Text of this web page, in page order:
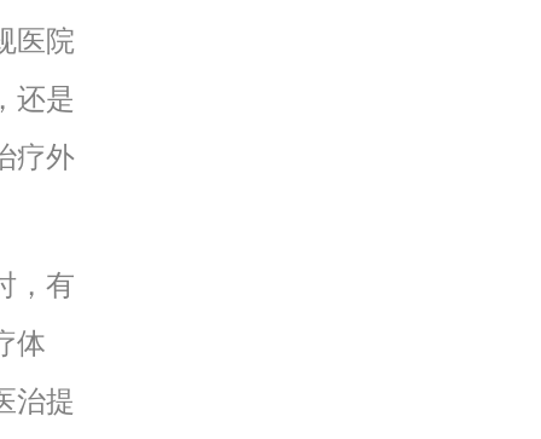
医院
还是
疗外
，有
体
治提